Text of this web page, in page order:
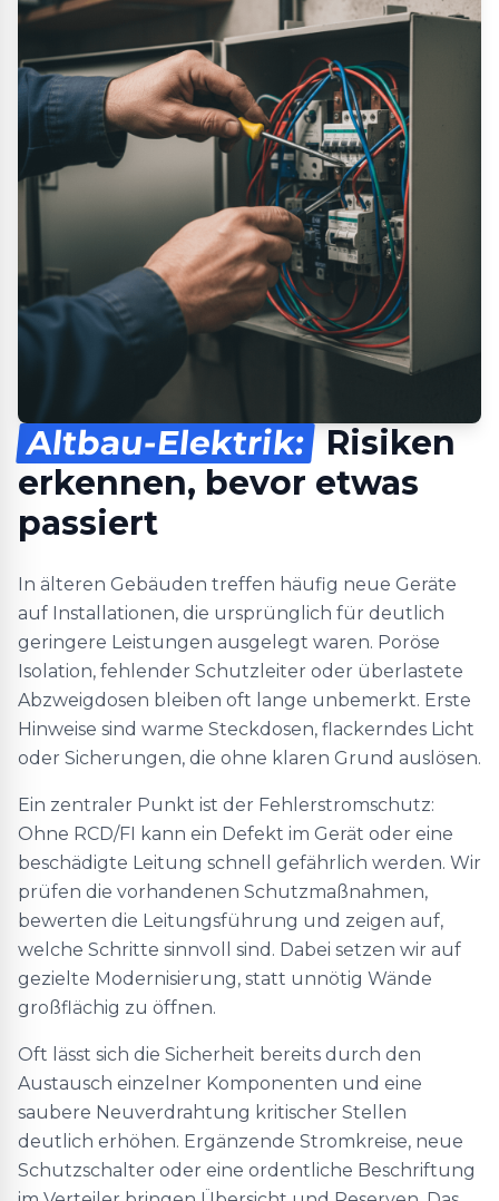
Altbau-Elektrik: Risiken
erkennen, bevor etwas
passiert
In älteren Gebäuden treffen häufig neue Geräte
auf Installationen, die ursprünglich für deutlich
geringere Leistungen ausgelegt waren. Poröse
Isolation, fehlender Schutzleiter oder überlastete
Abzweigdosen bleiben oft lange unbemerkt. Erste
Hinweise sind warme Steckdosen, flackerndes Licht
oder Sicherungen, die ohne klaren Grund auslösen.
Ein zentraler Punkt ist der Fehlerstromschutz:
Ohne RCD/FI kann ein Defekt im Gerät oder eine
beschädigte Leitung schnell gefährlich werden. Wir
prüfen die vorhandenen Schutzmaßnahmen,
bewerten die Leitungsführung und zeigen auf,
welche Schritte sinnvoll sind. Dabei setzen wir auf
gezielte Modernisierung, statt unnötig Wände
großflächig zu öffnen.
Oft lässt sich die Sicherheit bereits durch den
Austausch einzelner Komponenten und eine
saubere Neuverdrahtung kritischer Stellen
deutlich erhöhen. Ergänzende Stromkreise, neue
Schutzschalter oder eine ordentliche Beschriftung